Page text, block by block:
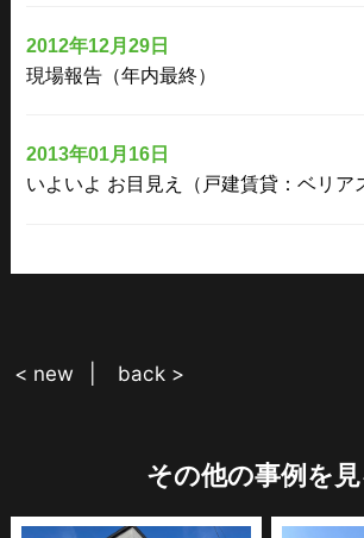
2012年12月29日
現場報告（年内最終）
2013年01月16日
いよいよ お目見え（戸建賃貸：ベリア
< new back >
その他の事例を見